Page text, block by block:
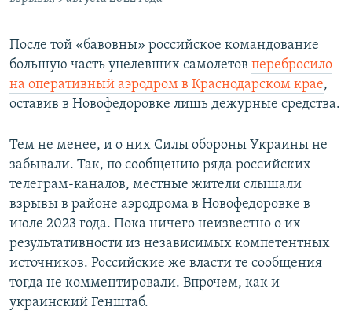
После той «бавовны» российское командование
большую часть уцелевших самолетов перебросило
на оперативный аэродром в Краснодарском крае,
оставив в Новофедоровке лишь дежурные средства.
Тем не менее, и о них Силы обороны Украины не
забывали. Так, по сообщению ряда российских
телеграм-каналов, местные жители слышали
взрывы в районе аэродрома в Новофедоровке в
июле 2023 года. Пока ничего неизвестно о их
результативности из независимых компетентных
источников. Российские же власти те сообщения
тогда не комментировали. Впрочем, как и
украинский Генштаб.